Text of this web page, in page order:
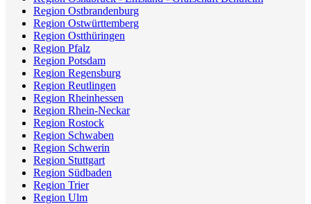
Region Ostbrandenburg
Region Ostwürttemberg
Region Ostthüringen
Region Pfalz
Region Potsdam
Region Regensburg
Region Reutlingen
Region Rheinhessen
Region Rhein-Neckar
Region Rostock
Region Schwaben
Region Schwerin
Region Stuttgart
Region Südbaden
Region Trier
Region Ulm